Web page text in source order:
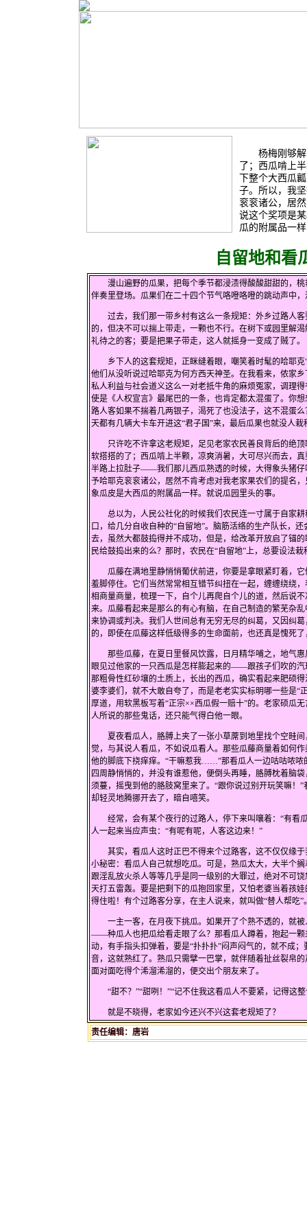
杨梅刚够解
了；西瓜啃上
下整个大西瓜
子。所以，我
衮衮诸公，居
说这个奖项是
瓜的附属品一
自留地和看
漫山遍野的瓜果，把每个季节都浸渍得酸酸甜甜的，桃
伴奏里登场。瓜果们在二十四个节气咯噔咯噔的跳动声中
过去，我们那一带乡村有这么一条规矩：外乡过路人客
的，但决不可以揣上带走，一颗也不行。在树下或园里解
礼待之的客；要是把果子带走，这人就摇身一变成了贼了。
乡下人的这套规矩，正眯缝着眼，嘲笑着时髦的哈耶克
他们从没听说过哈耶克为何方西天神圣。在我看来，侬家
私人利益与社会道义这么一对老抵牛角的麻烦冤家，调理
使是《人权宣言》最尾巴的一条，也肯定都太混蛋了。你
路人客如果不揣着几两银子，渴死了也没法子，这不混蛋
天都有几辆大卡车开进这“君子国”来，最后瓜果也就没人
只许吃不许拿这老规矩，足见老家农民善良背后的绝顶
软搭搭的了；西瓜啃上半颗，凉爽消暑，大可尽兴而去，
半路上拉肚子——我们那儿西瓜熟透的时候，大得象头猪
予哈耶克衮衮诸公，居然不肯考虑对我老家果农们的提名
象瓜皮是大西瓜的附属品一样。就说瓜园里头的事。
总以为，人民公社化的时候我们农民连一寸属于自家耕
口，给几分自收自种的“自留地”。脑筋活络的生产队长，
去，虽然大都鼓捣得并不成功，但是，给改革开放启了锚
民给鼓捣出来的么？那时，农民在“自留地”上，总要设法
瓜藤在满地里静悄悄葡伏前进，你要是拿眼紧盯着，它
羞脚停住。它们当然常常相互错节纠扭在一起，缠缠绕绕
相商量商量，梳理一下，自个儿再爬自个儿的道，然后说
来。瓜藤看起来是那么的有心有脑，在自己制造的繁芜杂
来协调或判决。我们人世间总有无穷无尽的纠葛，又因纠
的，即使在瓜藤这样低级得多的生命面前，也还真是愧死
那些瓜藤，在夏日里餐风饮露，日月精华哺之，地气惠
眼见过他家的一只西瓜是怎样膨起来的——跟孩子们吹的
那粗骨性红砂壤的土质上，长出的西瓜，确实看起来肥硕
婆李婆们，就不大敢自夸了，而是老老实实标明哪一些是“
厚道，用软黑板写着“正宗××西瓜假一赔十”的。老家硕瓜
人所说的那些鬼话，还只能气得白他一眼。
夏夜看瓜人，胳膊上夹了一张小草蓆到地里找个空畦间
觉，与其说人看瓜，不如说瓜看人。那些瓜藤商量着如何
他的脚底下挠痒痒。“干嘛惹我……”那看瓜人一边咕咕哝哝
四周静悄悄的，并没有谁惹他，便倒头再睡，胳膊枕着脑
须蔓，摇曳到他的胳肢窝里来了。“跟你说过别开玩笑嘛！
却轻灵地腾挪开去了，暗自嘻笑。
经常，会有某个夜行的过路人，停下来叫嚷着：“有看
人一起来当应声虫：“有呢有呢，人客这边来！”
其实，看瓜人这时正巴不得来个过路客，这不仅仅缘于
小秘密：看瓜人自己就想吃瓜。可是，熟瓜太大，大半个
跟淫乱放火杀人等等几乎是同一级别的大罪过，绝对不可
天打五雷轰。要是把剩下的瓜抱回家里，又怕老婆当着孩
得住啦！有个过路客分享，在主人说来，就叫做“替人帮吃”
一主一客，在月夜下挑瓜。如果开了个熟不透的，就被
——种瓜人也把瓜给看走眼了么？那看瓜人蹲着，抱起一
动，有手指头扣弹着，要是“扑扑扑”闷声闷气的，就不成
音，这就熟红了。熟瓜只需擘一巴掌，就伴随着扯丝裂帛
面对面吃得个浠溜浠溜的，便交出个朋友来了。
“甜不？”“甜咧！”“记不住我这看瓜人不要紧，记得这整
就是不晓得，老家如今还兴不兴这套老规矩了？
责任编辑：唐岩